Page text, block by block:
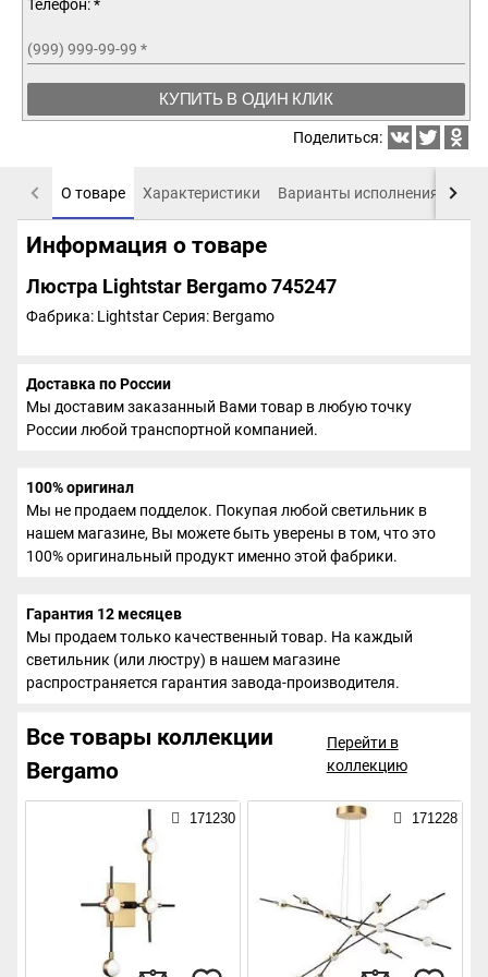
Телефон: *
(999) 999-99-99 *
КУПИТЬ В ОДИН КЛИК
Поделиться:
О товаре Характеристики Варианты исполнения
Информация о товаре
Люстра Lightstar Bergamo 745247
Фабрика: LightstarСерия: Bergamo
Доставка по России
Мы доставим заказанный Вами товар в любую точку
России любой транспортной компанией.
100% оригинал
Мы не продаем подделок. Покупая любой светильник в
нашем магазине, Вы можете быть уверены в том, что это
100% оригинальный продукт именно этой фабрики.
Гарантия 12 месяцев
Мы продаем только качественный товар. На каждый
светильник (или люстру) в нашем магазине
распространяется гарантия завода-производителя.
Все товары коллекции
Bergamo
Перейти в
коллекцию
171230 171228